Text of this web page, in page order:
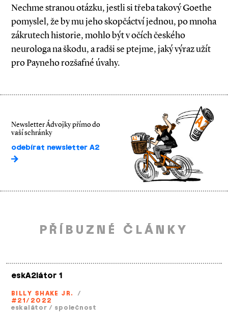
Nechme stranou otázku, jestli si třeba takový Goethe
pomyslel, že by mu jeho skopčáctví jednou, po mnoha
zákrutech historie, mohlo být v očích českého
neurologa na škodu, a radši se ptejme, jaký výraz užít
pro Payneho rozšafné úvahy.
Newsletter Ádvojky přímo do
vaší schránky
odebírat newsletter A2
PŘÍBUZNÉ ČLÁNKY
eskA2látor 1
BILLY SHAKE JR.
/
#21/2022
eskalátor / společnost